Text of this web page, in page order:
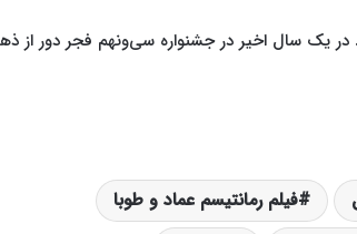
در یک سال اخیر در جشنواره سی‌ونهم فجر دور از
فیلم رمانتیسم عماد و طوبا